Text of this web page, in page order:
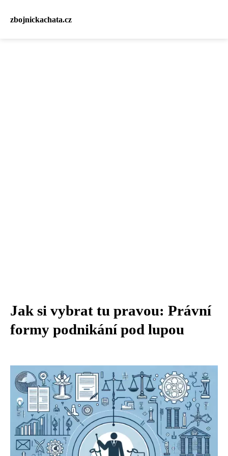
zbojnickachata.cz
Jak si vybrat tu pravou: Právní
formy podnikání pod lupou